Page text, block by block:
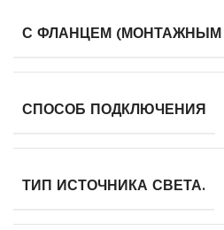
С ФЛАНЦЕМ
СПОСОБ ПОДКЛЮЧЕНИЯ
ТИП ИСТОЧНИКА СВЕТА.